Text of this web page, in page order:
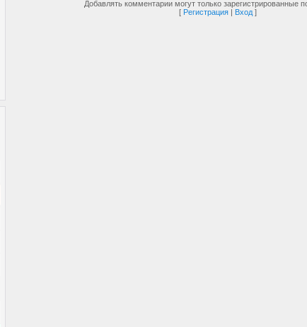
Добавлять комментарии могут только зарегистрированные
[ Регистрация | Вход ]